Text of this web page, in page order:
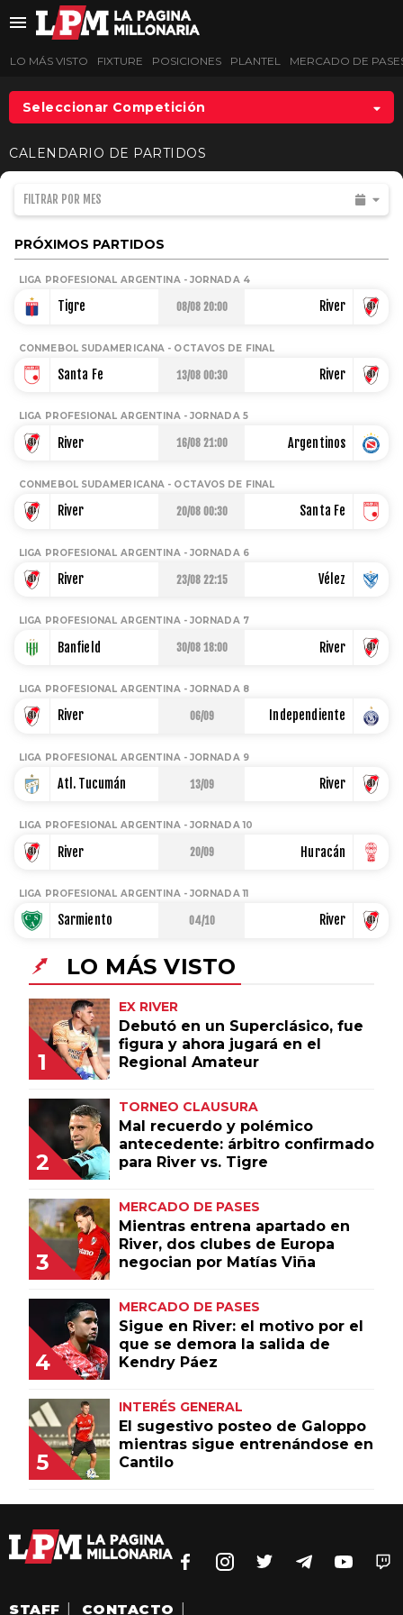
LO MÁS VISTO
PLANTEL
MERCADO DE PASES
LIGA PROFESIONAL
COPA ARGENTINA
STAFF | CONTACTO
|
La Página Millonaria es un sitio no oficial, creado por socios
e hinchas de River y no tiene afiliación alguna con el club
Esta sección no tiene relación alguna con el club. Para
visitar el sitio oficialhaz click aquí
Términos y Condiciones
Políticas de Privacidad
Ad Choices
Un producto de Futbol Sites.
Todos los derechos
LO MÁS VISTO FIXTURE POSICIONES PLANTEL MERCADO DE
Seleccionar Competición
CALENDARIO DE PARTIDOS
FILTRAR POR MES
PRÓXIMOS PARTIDOS
LIGA PROFESIONAL ARGENTINA - JORNADA 4
Tigre 08/08 20:00 River
CONMEBOL SUDAMERICANA - OCTAVOS DE FINAL
Santa Fe 13/08 00:30 River
LIGA PROFESIONAL ARGENTINA - JORNADA 5
River 16/08 21:00 Argentinos
CONMEBOL SUDAMERICANA - OCTAVOS DE FINAL
River 20/08 00:30 Santa Fe
LIGA PROFESIONAL ARGENTINA - JORNADA 6
River 23/08 22:15 Vélez
LIGA PROFESIONAL ARGENTINA - JORNADA 7
Banfield 30/08 18:00 River
LIGA PROFESIONAL ARGENTINA - JORNADA 8
River 06/09 Independiente
LIGA PROFESIONAL ARGENTINA - JORNADA 9
Atl. Tucumán 13/09 River
LIGA PROFESIONAL ARGENTINA - JORNADA 10
River 20/09 Huracán
LIGA PROFESIONAL ARGENTINA - JORNADA 11
Sarmiento 04/10 River
LO MÁS VISTO
1
EX RIVER
Debutó en un Superclásico, fue
figura y ahora jugará en el
Regional Amateur
2
TORNEO CLAUSURA
Mal recuerdo y polémico
antecedente: árbitro confirmado
para River vs. Tigre
3
MERCADO DE PASES
Mientras entrena apartado en
River, dos clubes de Europa
negocian por Matías Viña
4
MERCADO DE PASES
Sigue en River: el motivo por el
que se demora la salida de
Kendry Páez
5
INTERÉS GENERAL
El sugestivo posteo de Galoppo
mientras sigue entrenándose en
Cantilo
STAFF CONTACTO